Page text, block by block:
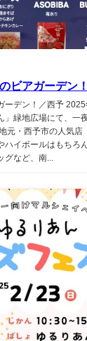
ビアガーデン
ーデン！／西予
」緑地広場にて、一
元・西予市の人気店
ハイボールはもちろ
など、南...